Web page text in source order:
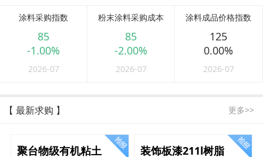
涂料采购指数
85
-1.00%
2026-07
粉末涂料采购成本
85
-2.00%
2026-07
涂料成品价格指数
125
0.00%
2026-07
【 最新求购 】 更多>>
聚台物级有机粘土 装饰板漆211l树脂